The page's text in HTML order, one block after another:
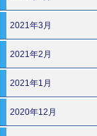
2021年3月
2021年2月
2021年1月
2020年12月